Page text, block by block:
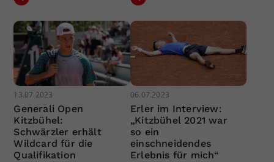
13.07.2023
Generali Open
Kitzbühel:
Schwärzler erhält
Wildcard für die
Qualifikation
06.07.2023
Erler im Interview:
„Kitzbühel 2021 war
so ein
einschneidendes
Erlebnis für mich“